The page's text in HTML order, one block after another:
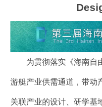
为贯彻落实《海南自
游艇产业供需通道，带动
关联产业的设计、研学基